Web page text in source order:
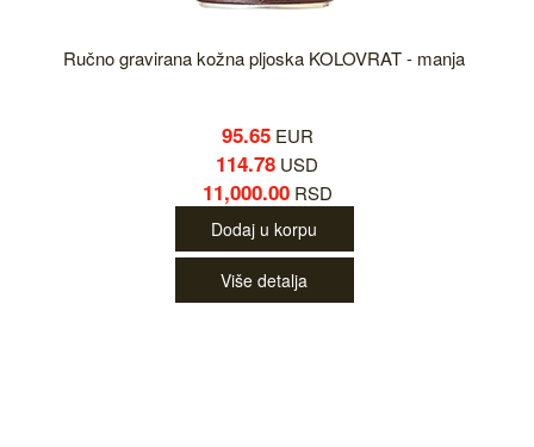
Ručno gravirana kožna pljoska KOLOVRAT - manja
95.65EUR
114.78 USD
11,000.00RSD
Dodaj u korpu
Više detalja